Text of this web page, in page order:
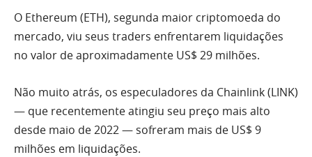
O Ethereum (ETH), segunda maior criptomoeda do
mercado, viu seus traders enfrentarem liquidações
no valor de aproximadamente US$ 29 milhões.
Não muito atrás, os especuladores da Chainlink (LINK)
— que recentemente atingiu seu preço mais alto
desde maio de 2022 — sofreram mais de US$ 9
milhões em liquidações.